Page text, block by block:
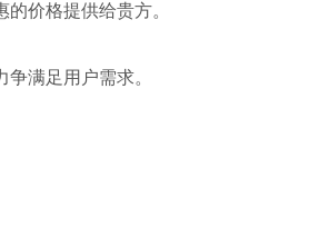
惠的价格提供给贵方。
力争满足用户需求。